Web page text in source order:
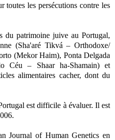
toutes les persécutions contre les
du patrimoine juive au Portugal,
(Sha'aré Tikvá – Orthodoxe/
(Mekor Haim), Ponta Delgada
Céu – Shaar ha-Shamain) et
alimentaires cacher, dont du
est difficile à évaluer. Il est
Journal of Human Genetics en